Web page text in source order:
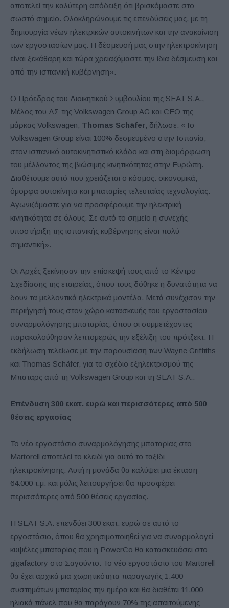
αποτελεί την καλύτερη απόδειξη ότι βρισκόμαστε στο
σωστό σημείο. Ολοκληρώνουμε τις επενδύσεις μας, με τη
δημιουργία νέων ηλεκτρικών αυτοκινήτων και την ανακαίνιση
των εργοστασίων μας. Η δέσμευσή μας στην ηλεκτροκίνηση
είναι ξεκάθαρη και τώρα χρειαζόμαστε την ίδια δέσμευση και
από την ισπανική κυβέρνηση».
Ο Πρόεδρος του Διοικητικού Συμβουλίου της SEAT S.A.,
Μέλος του ΔΣ της Volkswagen Group AG και CEO της
μάρκας Volkswagen, Thomas Schäfer, δήλωσε: «Το
Volkswagen Group είναι 100% δεσμευμένο στην Ισπανία,
στον ισπανικό αυτοκινητιστικό κλάδο και στη διαμόρφωση
του μέλλοντος της βιώσιμης κινητικότητας στην Ευρώπη.
Διαθέτουμε αυτό που χρειάζεται ο κόσμος: οικονομικά,
όμορφα αυτοκίνητα και μπαταρίες τελευταίας τεχνολογίας.
Αγωνιζόμαστε για να προσφέρουμε την ηλεκτρική
κινητικότητα σε όλους. Σε αυτό το σημείο η συνεχής
υποστήριξη της ισπανικής κυβέρνησης είναι πολύ
σημαντική».
Οι Αρχές ξεκίνησαν την επίσκεψή τους από το Κέντρο
Σχεδίασης της εταιρείας, όπου τους δόθηκε η δυνατότητα να
δουν τα μελλοντικά ηλεκτρικά μοντέλα. Μετά συνέχισαν την
περιήγησή τους στον χώρο κατασκευής του εργοστασίου
συναρμολόγησης μπαταρίας, όπου οι συμμετέχοντες
παρακολούθησαν λεπτομερώς την εξέλιξη του πρότζεκτ. Η
εκδήλωση τελείωσε με την παρουσίαση των Wayne Griffiths
και Thomas Schäfer, για το σχέδιο εξηλεκτρισμού της
Μπαταρς από τη Volkswagen Group και τη SEAT S.A..
Επένδυση 300 εκατ. ευρώ και περισσότερες από 500
θέσεις εργασίας
Το νέο εργοστάσιο συναρμολόγησης μπαταρίας στο
Martorell αποτελεί το κλειδί για αυτό το ταξίδι
ηλεκτροκίνησης. Αυτή η μονάδα θα καλύψει μια έκταση
64.000 τ.μ. και μόλις λειτουργήσει θα προσφέρει
περισσότερες από 500 θέσεις εργασίας.
Η SEAT S.A. επενδύει 300 εκατ. ευρώ σε αυτό το
εργοστάσιο, όπου θα χρησιμοποιηθεί για να συναρμολογεί
κυψέλες μπαταρίας που η PowerCo θα κατασκευάσει στο
gigafactory στo Σαγούντο. To νέο εργοστάσιο του Martorell
θα έχει αρχικά μια χωρητικότητα παραγωγής 1.400
συστημάτων μπαταρίας την ημέρα και θα διαθέτει 11.000
ηλιακά πάνελ που θα παράγουν 70% της απαιτούμενης